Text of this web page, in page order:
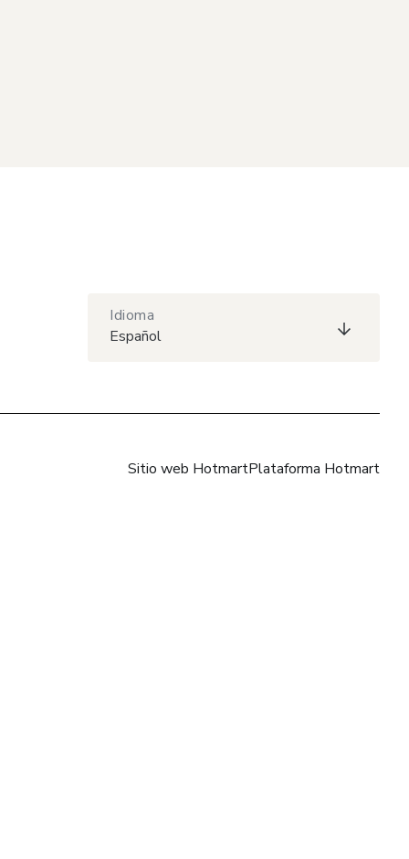
Idioma
Español
Sitio web HotmartPlataforma Hotmart